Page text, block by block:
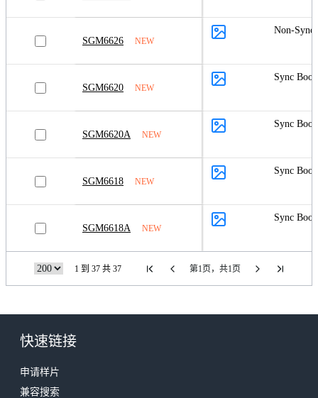
SGM6626 NEW
Non-Sync
SGM6620 NEW
Sync
SGM6620A NEW
Sync
SGM6618 NEW
Sync
SGM6618A NEW
Sync
1 到 37 共 37 第1页，共1页
快速链接
申请样片
兼容搜索